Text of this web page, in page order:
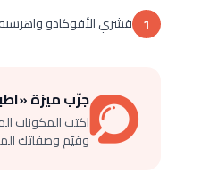
1 قشري الأفوكادو
جرّب ميزة
اكتب المكونات
وقيّم وصفاتك